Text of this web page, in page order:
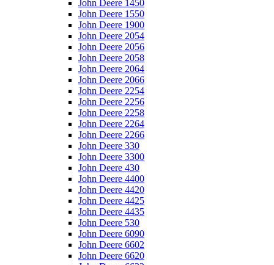
John Deere 1450
John Deere 1550
John Deere 1900
John Deere 2054
John Deere 2056
John Deere 2058
John Deere 2064
John Deere 2066
John Deere 2254
John Deere 2256
John Deere 2258
John Deere 2264
John Deere 2266
John Deere 330
John Deere 3300
John Deere 430
John Deere 4400
John Deere 4420
John Deere 4425
John Deere 4435
John Deere 530
John Deere 6090
John Deere 6602
John Deere 6620